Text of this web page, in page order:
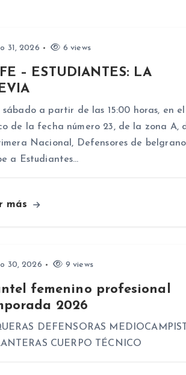
31, 2026 6 views
– ESTUDIANTES: LA
sábado a partir de las 15:00 horas, en el
de la fecha número 23, de la zona A,
Nacional, Defensores de belgrano
a Estudiantes…
más
30, 2026 9 views
femenino profesional
2026
DEFENSORAS
CUERPO TÉCNICO